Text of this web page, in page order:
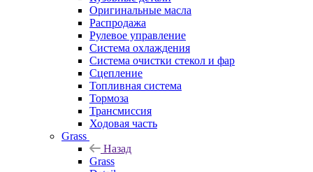
Оригинальные масла
Распродажа
Рулевое управление
Система охлаждения
Система очистки стекол и фар
Сцепление
Топливная система
Тормоза
Трансмиссия
Ходовая часть
Grass
Назад
Grass